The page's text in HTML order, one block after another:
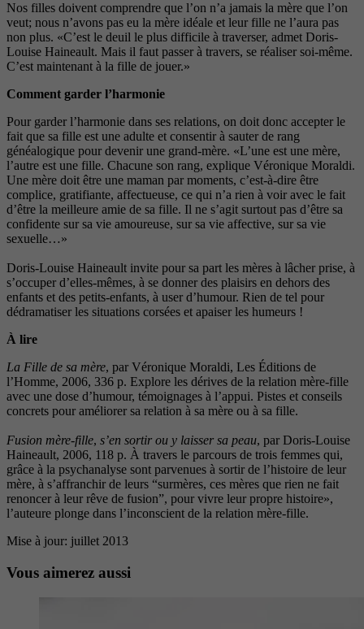
Nos filles doivent comprendre que l’on n’a jamais la mère que l’on
veut; nous n’avons pas eu la mère idéale et leur fille ne l’aura pas
non plus. «C’est le deuil le plus difficile à traverser, admet Doris-
Louise Haineault. Mais il faut passer à travers, se réaliser soi-même.
C’est maintenant à la fille de jouer.»
Comment garder l’harmonie
Pour garder l’harmonie dans ses relations, on doit donc accepter le
fait que sa fille est une adulte et consentir à sauter de rang
généalogique pour devenir une grand-mère. «L’une est une mère,
l’autre est une fille. Chacune son rang, explique Véronique Moraldi.
Une mère doit être une maman par moments, c’est-à-dire être
complice, gratifiante, affectueuse, ce qui n’a rien à voir avec le fait
d’être la meilleure amie de sa fille. Il ne s’agit surtout pas d’être sa
confidente sur sa vie amoureuse, sur sa vie affective, sur sa vie
sexuelle…»
Doris-Louise Haineault invite pour sa part les mères à lâcher prise, à
s’occuper d’elles-mêmes, à se donner des plaisirs en dehors des
enfants et des petits-enfants, à user d’humour. Rien de tel pour
dédramatiser les situations corsées et apaiser les humeurs !
À lire
La Fille de sa mère, par Véronique Moraldi, Les Éditions de
l’Homme, 2006, 336 p. Explore les dérives de la relation mère-fille
avec une dose d’humour, témoignages à l’appui. Pistes et conseils
concrets pour améliorer sa relation à sa mère ou à sa fille.
Fusion mère-fille, s’en sortir ou y laisser sa peau, par Doris-Louise
Haineault, 2006, 118 p. À travers le parcours de trois femmes qui,
grâce à la psychanalyse sont parvenues à sortir de l’histoire de leur
mère, à s’affranchir de leurs “surmères, ces mères que rien ne fait
renoncer à leur rêve de fusion”, pour vivre leur propre histoire»,
l’auteure plonge dans l’inconscient de la relation mère-fille.
Mise à jour: juillet 2013
Vous aimerez aussi